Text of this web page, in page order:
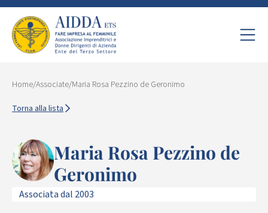
Home/Associate/Maria Rosa Pezzino de Geronimo
Torna alla lista
Maria Rosa Pezzino de
Geronimo
Associata dal 2003